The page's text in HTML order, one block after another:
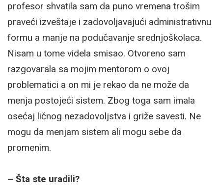
profesor shvatila sam da puno vremena trošim
praveći izveštaje i zadovoljavajući administrativnu
formu a manje na podučavanje srednjoškolaca.
Nisam u tome videla smisao. Otvoreno sam
razgovarala sa mojim mentorom o ovoj
problematici a on mi je rekao da ne može da
menja postojeći sistem. Zbog toga sam imala
osećaj ličnog nezadovoljstva i griže savesti. Ne
mogu da menjam sistem ali mogu sebe da
promenim.
– Šta ste uradili?